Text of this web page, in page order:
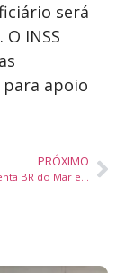
será
INSS
para apoio
PRÓXIMO
Lula regulamenta BR do Mar e impulsiona cabotagem para reduzir custos logísticos no Brasil